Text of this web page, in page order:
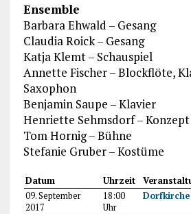
Ensemble
Barbara Ehwald – Gesang
Claudia Roick – Gesang
Katja Klemt – Schauspiel
Annette Fischer – Blockflöte,
Saxophon
Benjamin Saupe – Klavier
Henriette Sehmsdorf –
Tom Hornig – Bühne
Stefanie Gruber – Kostüme
Datum Uhrzeit
09. September
2017
18:00
Uhr
Dorfkirche